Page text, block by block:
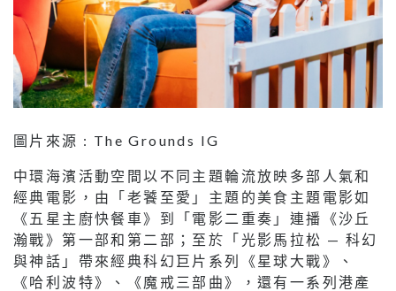
圖片來源 : The Grounds IG
中環海濱活動空間以不同主題輪流放映多部人氣和
經典電影，由「老饕至愛」主題的美食主題電影如
《五星主廚快餐車》到「電影二重奏」連播《沙丘
瀚戰》第一部和第二部；至於「光影馬拉松 — 科幻
與神話」帶來經典科幻巨片系列《星球大戰》、
《哈利波特》、《魔戒三部曲》，還有一系列港產